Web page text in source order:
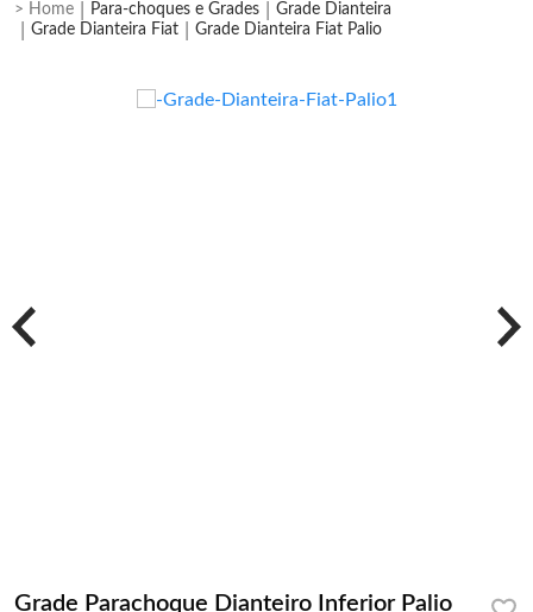
Para-choques e Grades
Grade Dianteira
Grade Dianteira Fiat
Grade Dianteira Fiat Palio
Grade Parachoque Dianteiro Inferior Palio